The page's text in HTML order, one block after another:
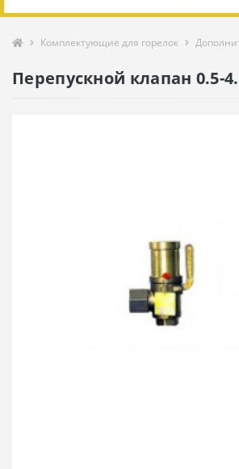
Комплектующие для горелок
Перепускной клапан 0.5-